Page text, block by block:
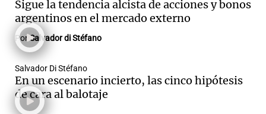
Sigue la tendencia alcista de acciones y bonos
argentinos en el mercado externo
PorSalvador di Stéfano
Salvador Di Stéfano
En un escenario incierto, las cinco hipótesis
de cara al balotaje